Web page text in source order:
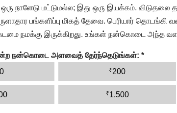
ஒரு நாளேடு மட்டுமல்ல; இது ஒரு இயக்கம்.
பங்களிப்பு மிகத் தேவை. பெரியார் தொடங்கி
நமக்கு இருக்கிறது. உங்கள் நன்கொடை அந்த
நன்கொடை அளவைத் தேர்ந்தெடுங்கள்: *
₹200
₹1,500